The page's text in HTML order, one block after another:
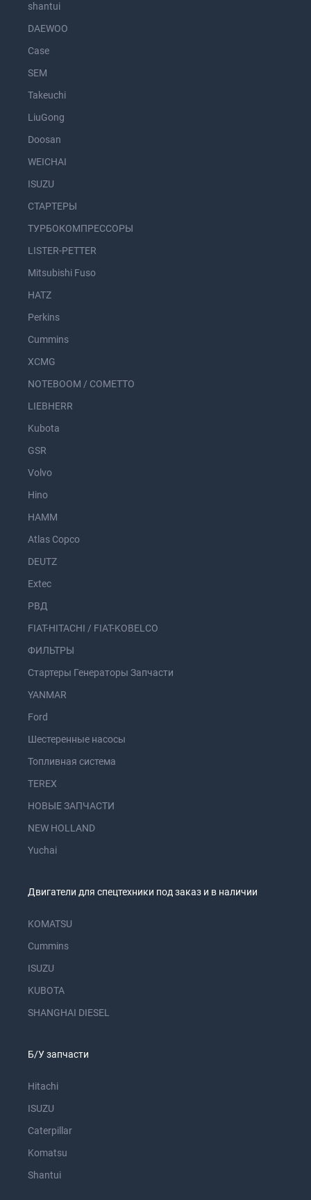
shantui
DAEWOO
Case
SEM
Takeuchi
LiuGong
Doosan
WEICHAI
ISUZU
СТАРТЕРЫ
ТУРБОКОМПРЕССОРЫ
LISTER-PETTER
Mitsubishi Fuso
HATZ
Perkins
Cummins
XCMG
NOTEBOOM / COMETTO
LIEBHERR
Kubota
GSR
Volvo
Hino
HAMM
Atlas Copco
DEUTZ
Extec
РВД
FIAT-HITACHI / FIAT-KOBELCO
ФИЛЬТРЫ
Стартеры Генераторы Запчасти
YANMAR
Ford
Шестеренные насосы
Топливная система
TEREX
НОВЫЕ ЗАПЧАСТИ
NEW HOLLAND
Yuchai
Двигатели для спецтехники под заказ и в наличии
KOMATSU
Cummins
ISUZU
KUBOTA
SHANGHAI DIESEL
Б/У запчасти
Hitachi
ISUZU
Caterpillar
Komatsu
Shantui